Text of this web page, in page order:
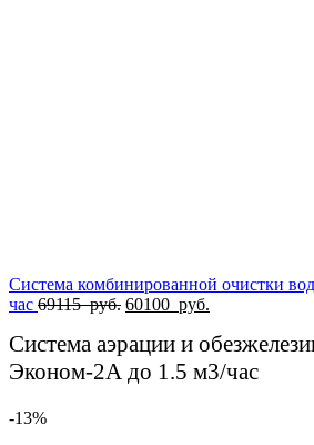
Система комбинированной очистки
час 69115руб. Первоначальная
составляла
69115
руб..
60100 руб.
60100
руб..
Система аэрации и
Эконом-2А до 1.5 м3/час
-13%